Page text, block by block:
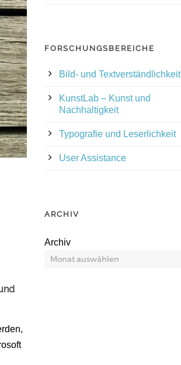
FORSCHUNGSBEREICHE
Bild- und Textverständlichkeit
KunstLab – Kunst und
Nachhaltigkeit
Typografie und Leserlichkeit
User Assistance
ARCHIV
Archiv